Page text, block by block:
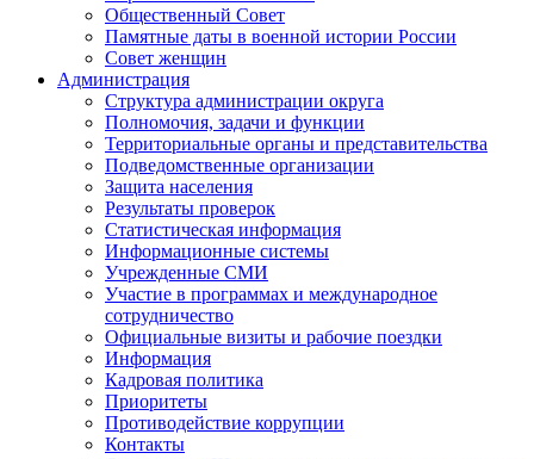
Общественный Совет
Памятные даты в военной истории России
Совет женщин
Администрация
Структура администрации округа
Полномочия, задачи и функции
Территориальные органы и представительства
Подведомственные организации
Защита населения
Результаты проверок
Статистическая информация
Информационные системы
Учрежденные СМИ
Участие в программах и международное
сотрудничество
Официальные визиты и рабочие поездки
Информация
Кадровая политика
Приоритеты
Противодействие коррупции
Контакты